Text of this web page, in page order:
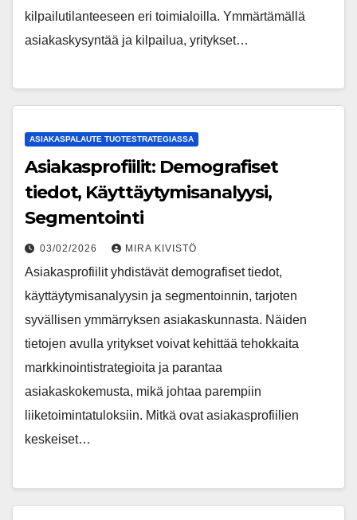
kilpailutilanteeseen eri toimialoilla. Ymmärtämällä
asiakaskysyntää ja kilpailua, yritykset…
ASIAKASPALAUTE TUOTESTRATEGIASSA
Asiakasprofiilit: Demografiset
tiedot, Käyttäytymisanalyysi,
Segmentointi
03/02/2026 MIRA KIVISTÖ
Asiakasprofiilit yhdistävät demografiset tiedot,
käyttäytymisanalyysin ja segmentoinnin, tarjoten
syvällisen ymmärryksen asiakaskunnasta. Näiden
tietojen avulla yritykset voivat kehittää tehokkaita
markkinointistrategioita ja parantaa
asiakaskokemusta, mikä johtaa parempiin
liiketoimintatuloksiin. Mitkä ovat asiakasprofiilien
keskeiset…